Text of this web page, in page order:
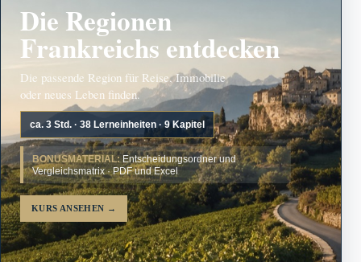
Die Regionen
Frankreichs entdecken
Die passende Region für Reise, Immobilie
oder neues Leben finden.
ca. 3 Std. · 38 Lerneinheiten · 9 Kapitel
BONUSMATERIAL: Entscheidungsordner und
Vergleichsmatrix · PDF und Excel
KURS ANSEHEN →